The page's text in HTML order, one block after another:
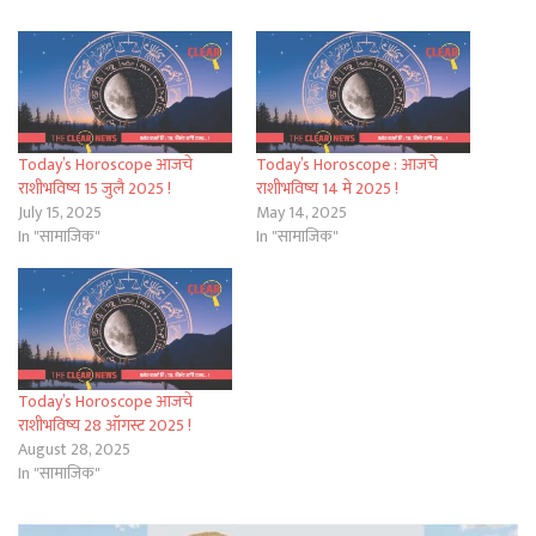
Today’s Horoscope आजचे
राशीभविष्य 15 जुलै 2025 !
July 15, 2025
In "सामाजिक"
Today’s Horoscope : आजचे
राशीभविष्य 14 मे 2025 !
May 14, 2025
In "सामाजिक"
Today’s Horoscope आजचे
राशीभविष्य 28 ऑगस्ट 2025 !
August 28, 2025
In "सामाजिक"